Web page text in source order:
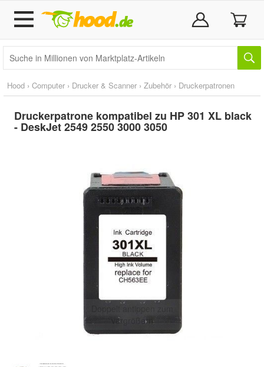
Hood › Computer › Drucker & Scanner › Zubehör › Druckerpatronen
Druckerpatrone kompatibel zu HP 301 XL black
- DeskJet 2549 2550 3000 3050
Doppelt antippen zum
vergrößern